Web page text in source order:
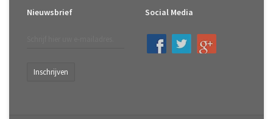
Nieuwsbrief
Inschrijven
Social Media